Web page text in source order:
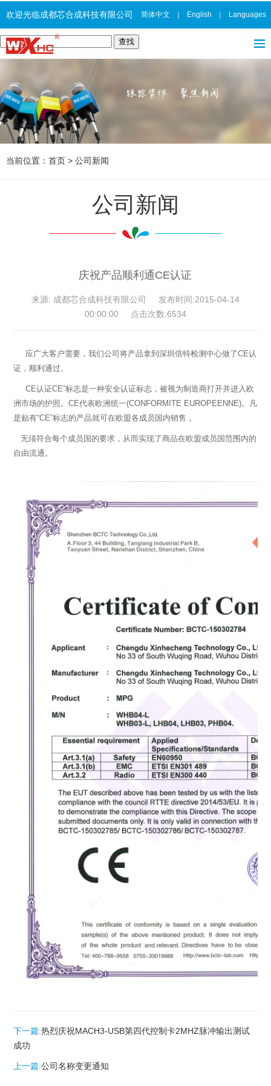
欢迎光临成都芯合成科技有限公司 简体中文 English Languages
当前位置： 首页 > 公司新闻
公司新闻
庆祝产品顺利通CE认证
来源: 成都芯合成科技有限公司 发布时间:2015-04-14
00:00:00 点击次数:6534
应广大客户需要，我们公司将产品拿到深圳倍特检测中心做了CE认
证，顺利通过。
CE认证CE”标志是一种安全认证标志，被视为制造商打开并进入欧
洲市场的护照。CE代表欧洲统一(CONFORMITE EUROPEENNE)。凡
是贴有“CE”标志的产品就可在欧盟各成员国内销售，
无须符合每个成员国的要求，从而实现了商品在欧盟成员国范围内的
自由流通。
下一篇:热烈庆祝MACH3-USB第四代控制卡2MHZ脉冲输出测试
成功
上一篇:公司名称变更通知